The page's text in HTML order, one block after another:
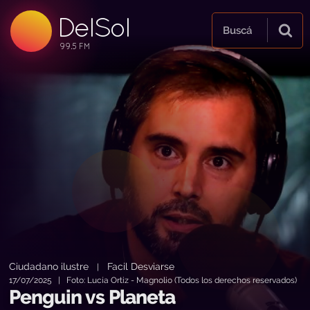
DelSol
99.5 FM
99.5 FM
99.5 FM
Buscá
Ciudadano ilustre Facil Desviarse
17/07/2025 | Foto: Lucía Ortiz - Magnolio (Todos los derechos reservados)
Penguin vs Planeta